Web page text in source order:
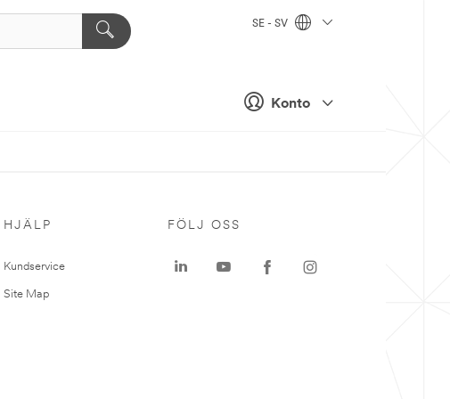
Konto
SE - SV
HJÄLP
Kundservice
Site Map
FÖLJ OSS